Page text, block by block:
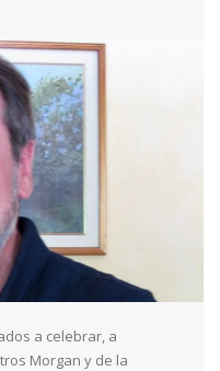
a celebrar, a
Morgan y de la